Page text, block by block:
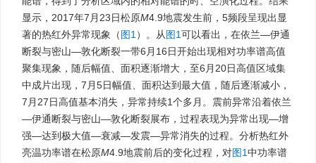
显示，2017年7月23日松原M4.9地震发生前，5频段呈现出显
著的热红外异常现象（图1 ）。从图1可以看出，在依兰—伊通
断裂与密山—敦化断裂一带6月16日开始出现相对功率谱高值
聚集现象，随后幅值、面积逐渐增大，至6月20日高值区域集
中成片出现，7月5日幅值、面积达到最大值，随后逐渐减小，
7月27日高值基本消失，异常持续1个多月。震前异常沿着依兰
—伊通断裂与密山—敦化断裂展布，过程表现为异常出现—增
强—达到极大值—衰减—发震—异常消失的过程。分析热红外
亮温功率谱在松原M4.9地震前后的变化过程，对图1中功率谱